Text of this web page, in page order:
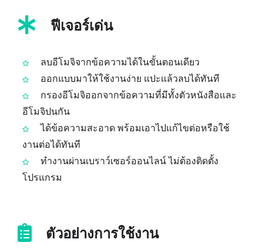
ฟีเจอร์เด่น
ลบอีโมจิจากข้อความได้ในขั้นตอนเดียว
ออกแบบมาให้ใช้งานง่าย แปะแล้วลบได้ทันที
กรองอีโมจิออกจากข้อความที่มีทั้งตัวหนังสือและ
อีโมจิปนกัน
ได้ข้อความสะอาด พร้อมเอาไปแก้ไขต่อหรือใช้
งานต่อได้ทันที
ทำงานผ่านเบราว์เซอร์ออนไลน์ ไม่ต้องติดตั้ง
โปรแกรม
ตัวอย่างการใช้งาน